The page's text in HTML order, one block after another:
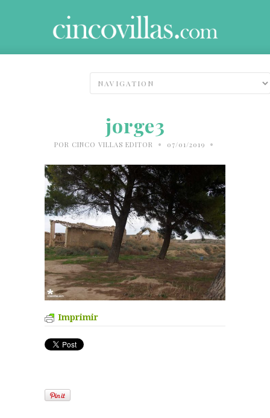
jorge3
POR CINCO VILLAS EDITOR • 07/01/2019 •
Imprimir